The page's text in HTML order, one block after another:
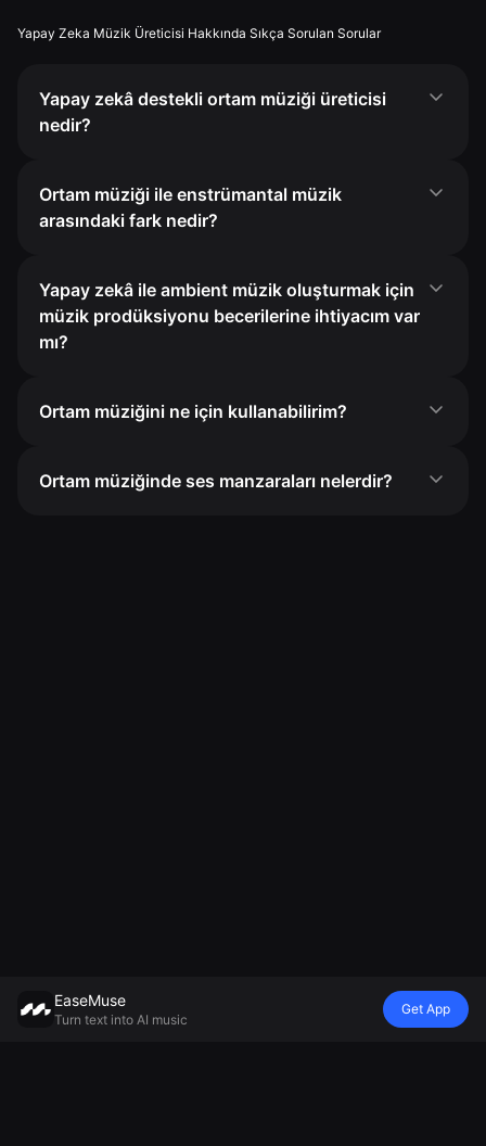
Yapay Zeka Müzik Üreticisi Hakkında Sıkça Sorulan Sorular
Yapay zekâ destekli ortam müziği üreticisi
nedir?
Ortam müziği ile enstrümantal müzik
arasındaki fark nedir?
Yapay zekâ ile ambient müzik oluşturmak için
müzik prodüksiyonu becerilerine ihtiyacım var
mı?
Ortam müziğini ne için kullanabilirim?
Ortam müziğinde ses manzaraları nelerdir?
EaseMuse
Turn text into AI music
Get App